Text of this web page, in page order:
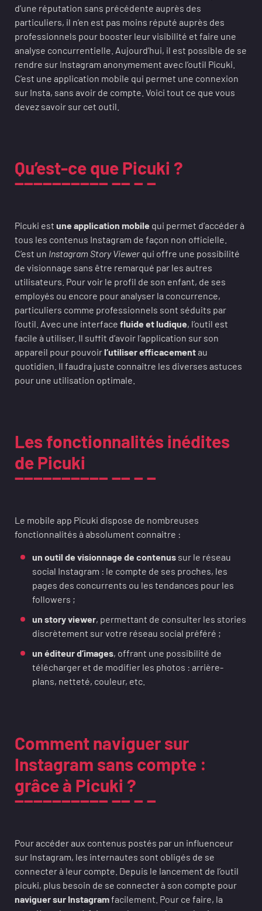
d’une réputation sans précédente auprès des
particuliers, il n’en est pas moins réputé auprès des
professionnels pour booster leur visibilité et faire une
analyse concurrentielle. Aujourd’hui, il est possible de se
rendre sur Instagram anonymement avec l’outil Picuki.
C’est une application mobile qui permet une connexion
sur Insta, sans avoir de compte. Voici tout ce que vous
devez savoir sur cet outil.
Qu’est-ce que Picuki ?
Picuki est une application mobile qui permet d’accéder à
tous les contenus Instagram de façon non officielle.
C’est un Instagram Story Viewer qui offre une possibilité
de visionnage sans être remarqué par les autres
utilisateurs. Pour voir le profil de son enfant, de ses
employés ou encore pour analyser la concurrence,
particuliers comme professionnels sont séduits par
l’outil. Avec une interface fluide et ludique, l’outil est
facile à utiliser. Il suffit d’avoir l’application sur son
appareil pour pouvoirl’utiliser efficacementau
quotidien. Il faudra juste connaitre les diverses astuces
pour une utilisation optimale.
Les fonctionnalités inédites
de Picuki
Le mobile app Picuki dispose de nombreuses
fonctionnalités à absolument connaitre :
un outil de visionnage de contenus sur le réseau
social Instagram : le compte de ses proches, les
pages des concurrents ou les tendances pour les
followers ;
un story viewer, permettant de consulter les stories
discrètement sur votre réseau social préféré ;
un éditeur d’images, offrant une possibilité de
télécharger et de modifier les photos : arrière-
plans, netteté, couleur, etc.
Comment naviguer sur
Instagram sans compte :
grâce à Picuki ?
Pour accéder aux contenus postés par un influenceur
sur Instagram, les internautes sont obligés de se
connecter à leur compte. Depuis le lancement de l’outil
picuki, plus besoin de se connecter à son compte pour
naviguer sur Instagramfacilement. Pour ce faire, la